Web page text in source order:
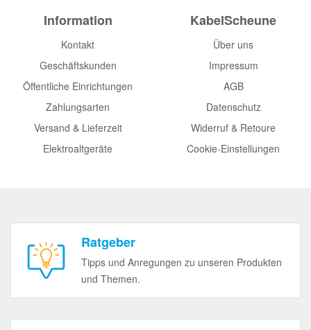
Information
Kontakt
Geschäftskunden
Öffentliche Einrichtungen
Zahlungsarten
Versand & Lieferzeit
Elektroaltgeräte
KabelScheune
Über uns
Impressum
AGB
Datenschutz
Widerruf & Retoure
Cookie-Einstellungen
Ratgeber
Tipps und Anregungen zu unseren Produkten
und Themen.